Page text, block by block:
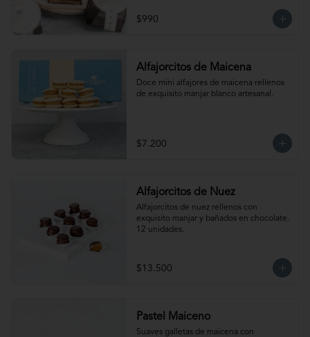
$990
Alfajorcitos de Maicena
Doce mini alfajores de maicena rellenos
de exquisito manjar blanco artesanal.
$7.200
Alfajorcitos de Nuez
Alfajorcitos de nuez rellenos con
exquisito manjar y bañados en chocolate.
12 unidades.
$13.500
Pastel Maiceno
Suaves galletas de maicena con